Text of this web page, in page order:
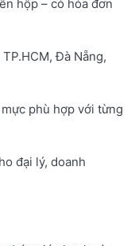
hộp – có hóa đơn
Đà Nẵng,
phù hợp với từng
đại lý, doanh